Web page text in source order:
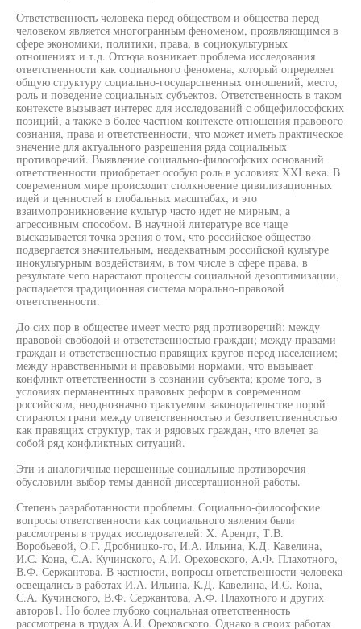
Ответственность человека перед обществом и общества перед
человеком является многогранным феноменом, проявляющимся в
сфере экономики, политики, права, в социокультурных
отношениях и т.д. Отсюда возникает проблема исследования
ответственности как социального феномена, который определяет
общую структуру социально-государственных отношений, место,
роль и поведение социальных субъектов. Ответственность в таком
контексте вызывает интерес для исследований с общефилософских
позиций, а также в более частном контексте отношения правового
сознания, права и ответственности, что может иметь практическое
значение для актуального разрешения ряда социальных
противоречий. Выявление социально-философских оснований
ответственности приобретает особую роль в условиях XXI века. В
современном мире происходит столкновение цивилизационных
идей и ценностей в глобальных масштабах, и это
взаимопроникновение культур часто идет не мирным, а
агрессивным способом. В научной литературе все чаще
высказывается точка зрения о том, что российское общество
подвергается значительным, неадекватным российской культуре
инокультурным воздействиям, в том числе в сфере права, в
результате чего нарастают процессы социальной дезоптимизации,
распадается традиционная система морально-правовой
ответственности.
До сих пор в обществе имеет место ряд противоречий: между
правовой свободой и ответственностью граждан; между правами
граждан и ответственностью правящих кругов перед населением;
между нравственными и правовыми нормами, что вызывает
конфликт ответственности в сознании субъекта; кроме того, в
условиях перманентных правовых реформ в современном
российском, неоднозначно трактуемом законодательстве порой
стираются грани между ответственностью и безответственностью
как правящих структур, так и рядовых граждан, что влечет за
собой ряд конфликтных ситуаций.
Эти и аналогичные нерешенные социальные противоречия
обусловили выбор темы данной диссертационной работы.
Степень разработанности проблемы. Социально-философские
вопросы ответственности как социального явления были
рассмотрены в трудах исследователей: X. Арендт, Т.В.
Воробьевой, О.Г. Дробницко-го, И.А. Ильина, К.Д. Кавелина,
И.С. Кона, С.А. Кучинского, А.И. Ореховского, А.Ф. Плахотного,
В.Ф. Сержантова. В частности, вопросы ответственности человека
освещались в работах И.А. Ильина, К.Д. Кавелина, И.С. Кона,
С.А. Кучинского, В.Ф. Сержантова, А.Ф. Плахотного и других
авторов1. Но более глубоко социальная ответственность
рассмотрена в трудах А.И. Ореховского. Однако в своих работах